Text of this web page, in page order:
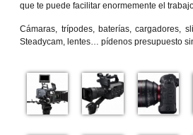
que te puede facilitar enormemente el
Cámaras, trípodes, baterías, cargadores,
Steadycam, lentes… pídenos presupuesto